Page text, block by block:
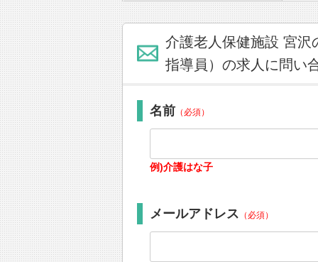
介護老人保健施設 宮沢
指導員）の求人に問い
名前 （必須）
例)介護はな子
メールアドレス （必須）